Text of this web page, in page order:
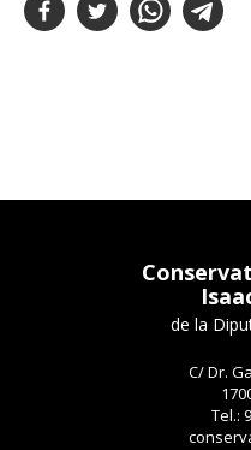
de la
C/ Dr.
Tel.: